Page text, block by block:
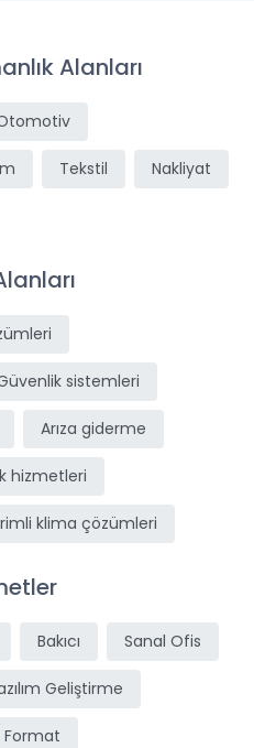
Alanları
Tekstil Nakliyat
sistemleri
Arıza giderme
hizmetleri
klima çözümleri
Bakıcı Sanal Ofis
Geliştirme
Format